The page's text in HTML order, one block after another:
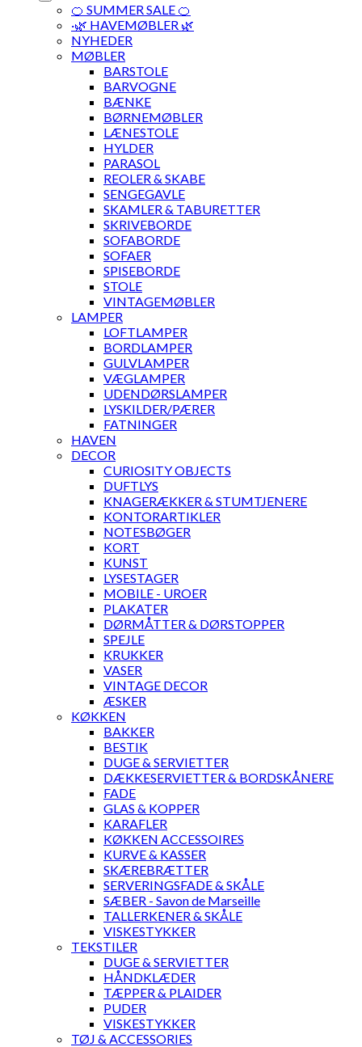
🍊 SUMMER SALE 🍊
·🌿 HAVEMØBLER 🌿
NYHEDER
MØBLER
BARSTOLE
BARVOGNE
BÆNKE
BØRNEMØBLER
LÆNESTOLE
HYLDER
PARASOL
REOLER & SKABE
SENGEGAVLE
SKAMLER & TABURETTER
SKRIVEBORDE
SOFABORDE
SOFAER
SPISEBORDE
STOLE
VINTAGEMØBLER
LAMPER
LOFTLAMPER
BORDLAMPER
GULVLAMPER
VÆGLAMPER
UDENDØRSLAMPER
LYSKILDER/PÆRER
FATNINGER
HAVEN
DECOR
CURIOSITY OBJECTS
DUFTLYS
KNAGERÆKKER & STUMTJENERE
KONTORARTIKLER
NOTESBØGER
KORT
KUNST
LYSESTAGER
MOBILE - UROER
PLAKATER
DØRMÅTTER & DØRSTOPPER
SPEJLE
KRUKKER
VASER
VINTAGE DECOR
ÆSKER
KØKKEN
BAKKER
BESTIK
DUGE & SERVIETTER
DÆKKESERVIETTER & BORDSKÅNERE
FADE
GLAS & KOPPER
KARAFLER
KØKKEN ACCESSOIRES
KURVE & KASSER
SKÆREBRÆTTER
SERVERINGSFADE & SKÅLE
SÆBER - Savon de Marseille
TALLERKENER & SKÅLE
VISKESTYKKER
TEKSTILER
DUGE & SERVIETTER
HÅNDKLÆDER
TÆPPER & PLAIDER
PUDER
VISKESTYKKER
TØJ & ACCESSORIES